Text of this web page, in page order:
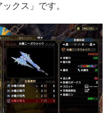
クス」です。